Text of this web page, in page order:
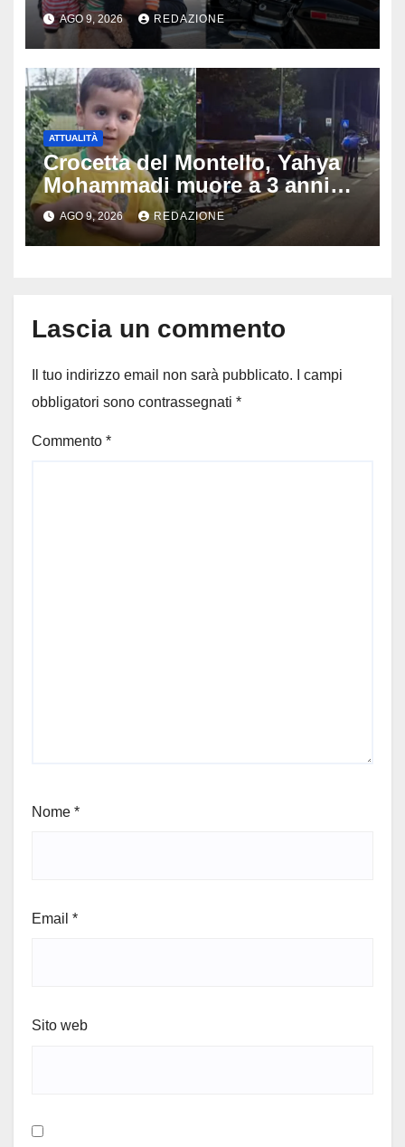
schianta con il sidecar, salvi i
due cagnolini
AGO 9, 2026 REDAZIONE
ATTUALITÀ
Crocetta del Montello, Yahya
Mohammadi muore a 3 anni
dopo 72 ore di agonia: era
stato travolto da un’auto
AGO 9, 2026 REDAZIONE
Lascia un commento
Il tuo indirizzo email non sarà pubblicato.
I campi
obbligatori sono contrassegnati *
Commento *
Nome *
Email *
Sito web